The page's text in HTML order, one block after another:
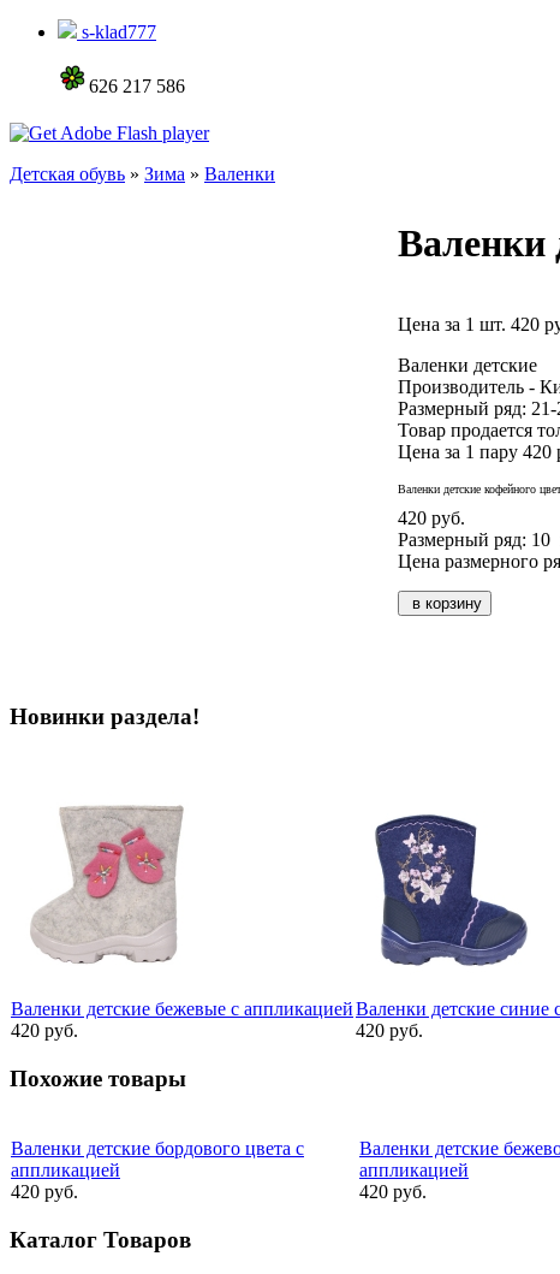
s-klad777
626 217 586
Детская обувь » Зима » Валенки
Валенки
Цена за 1 шт. 420
Валенки детские
Производитель -
Размерный ряд:
Товар продается
Цена за 1 пару 420
Валенки детские кофейного
420 руб.
Размерный ряд: 10
Цена размерного
Новинки раздела!
Валенки детские бежевые с аппликацией
420 руб.
Валенки детские
420 руб.
Похожие товары
Валенки детские бордового цвета с
аппликацией
420 руб.
Валенки детские
аппликацией
420 руб.
Каталог Товаров